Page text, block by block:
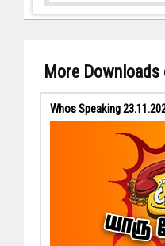
More Downloads
Whos Speaking